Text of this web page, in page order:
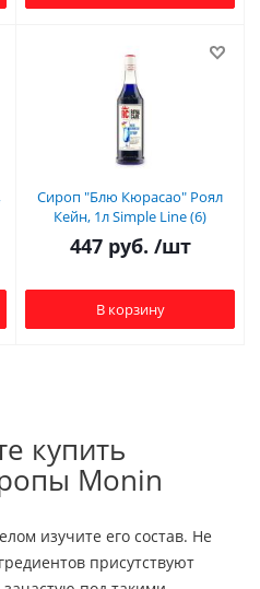
Сироп "Блю Кюрасао" Роял
Кейн, 1л Simple Line (6)
447руб. /шт
В корзину
купить
Monin
изучите его состав. Не
присутствуют